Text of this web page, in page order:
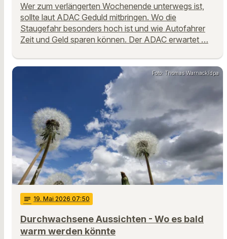
Wer zum verlängerten Wochenende unterwegs ist,
sollte laut ADAC Geduld mitbringen. Wo die
Staugefahr besonders hoch ist und wie Autofahrer
Zeit und Geld sparen können. Der ADAC erwartet …
Foto: Thomas Warnack/dpa
notes 19. Mai 2026 07:50
Durchwachsene Aussichten - Wo es bald
warm werden könnte